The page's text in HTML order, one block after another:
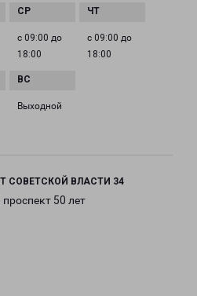
с 09:00 до
18:00
с 09:00 до
18:00
Выходной
СОВЕТСКОЙ ВЛАСТИ 34
50 лет